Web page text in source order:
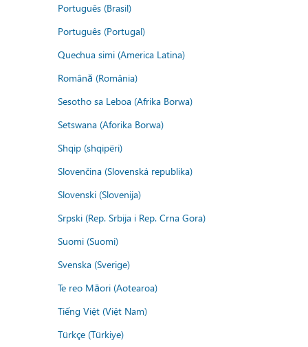
Português (Brasil)
Português (Portugal)
Quechua simi (America Latina)
Română (România)
Sesotho sa Leboa (Afrika Borwa)
Setswana (Aforika Borwa)
Shqip (shqipëri)
Slovenčina (Slovenská republika)
Slovenski (Slovenija)
Srpski (Rep. Srbija i Rep. Crna Gora)
Suomi (Suomi)
Svenska (Sverige)
Te reo Māori (Aotearoa)
Tiếng Việt (Việt Nam)
Türkçe (Türkiye)